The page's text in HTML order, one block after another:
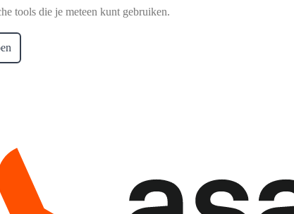
tools die je meteen kunt gebruiken.